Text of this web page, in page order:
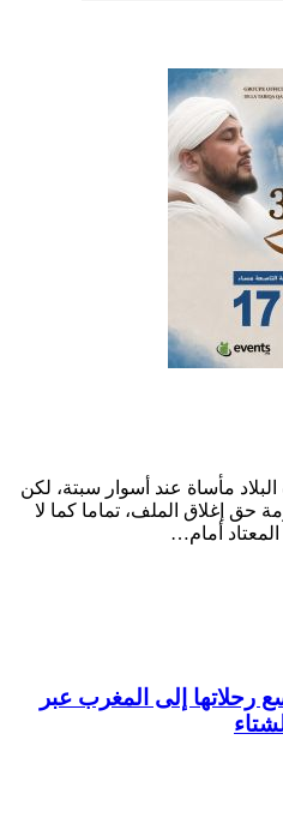
مأساة عند أسوار سبتة، لكن
حق إغلاق الملف، تماما كما لا
أمام…
رحلاتها إلى المغرب عبر